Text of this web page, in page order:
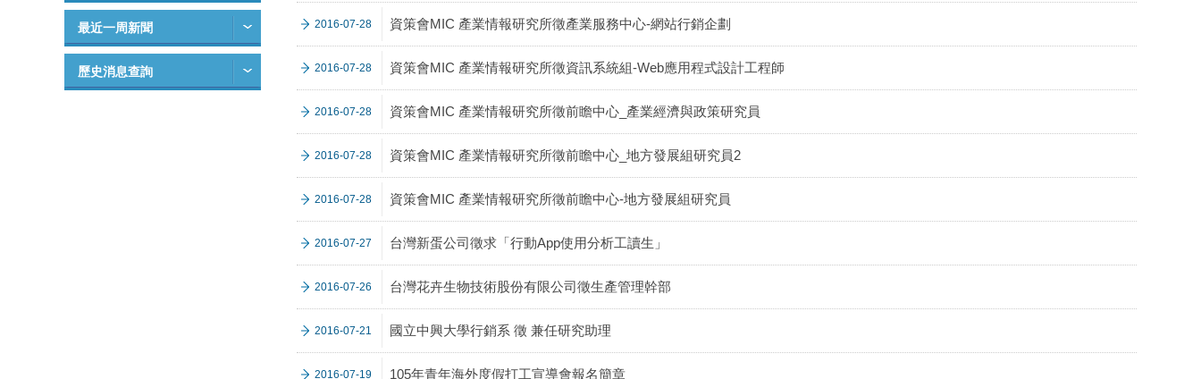
最近一周新聞
歷史消息查詢
2016-07-28 資策會MIC 產業情報研究所徵產業服務中心-網站行銷企劃
2016-07-28 資策會MIC 產業情報研究所徵資訊系統組-Web應用程式設計工程師
2016-07-28 資策會MIC 產業情報研究所徵前瞻中心_產業經濟與政策研究員
2016-07-28 資策會MIC 產業情報研究所徵前瞻中心_地方發展組研究員2
2016-07-28 資策會MIC 產業情報研究所徵前瞻中心-地方發展組研究員
2016-07-27 台灣新蛋公司徵求「行動App使用分析工讀生」
2016-07-26 台灣花卉生物技術股份有限公司徵生產管理幹部
2016-07-21 國立中興大學行銷系 徵 兼任研究助理
2016-07-19 105年青年海外度假打工宣導會報名簡章